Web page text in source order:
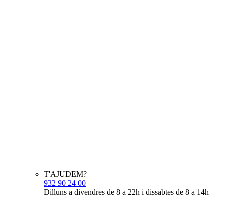
T'AJUDEM?
932 90 24 00
Dilluns a divendres de 8 a 22h i dissabtes de 8 a 14h